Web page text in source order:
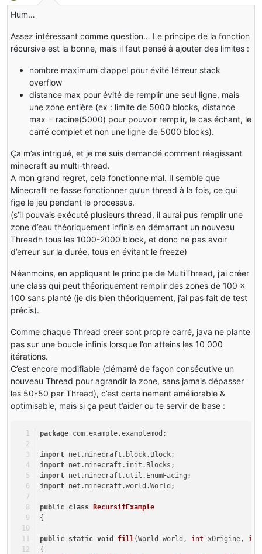
Hors-ligne
Hum…
Assez intéressant comme question… Le principe de la fonction
récursive est la bonne, mais il faut pensé à ajouter des limites :
nombre maximum d’appel pour évité l’érreur stack
overflow
distance max pour évité de remplir une seul ligne, mais
une zone entière (ex : limite de 5000 blocks, distance
max = racine(5000) pour pouvoir remplir, le cas échant, le
carré complet et non une ligne de 5000 blocks).
Ça m’as intrigué, et je me suis demandé comment réagissant
minecraft au multi-thread.
A mon grand regret, cela fonctionne mal. Il semble que
Minecraft ne fasse fonctionner qu’un thread à la fois, ce qui
fige le jeu pendant le processus.
(s’il pouvais exécuté plusieurs thread, il aurai pus remplir une
zone d’eau théoriquement infinis en démarrant un nouveau
Threadh tous les 1000-2000 block, et donc ne pas avoir
d’erreur sur la durée, tous en évitant le freeze)
Néanmoins, en appliquant le principe de MultiThread, j’ai créer
une class qui peut théoriquement remplir des zones de 100 x
100 sans planté (je dis bien théoriquement, j’ai pas fait de test
précis).
Comme chaque Thread créer sont propre carré, java ne plante
pas sur une boucle infinis lorsque l’on atteins les 10 000
itérations.
C’est encore modifiable (démarré de façon consécutive un
nouveau Thread pour agrandir la zone, sans jamais dépasser
les 50*50 par Thread), c’est certainement améliorable &
optimisable, mais si ça peut t’aider ou te servir de base :
package com.example.examplemod;
import net.minecraft.block.Block;
import net.minecraft.init.Blocks;
import net.minecraft.util.EnumFacing;
import net.minecraft.world.World;
public class
RecursifExample
{
public static void fill(World world, int xOrigine, int
{